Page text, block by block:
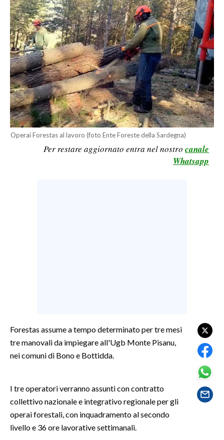
ITALIA
MONDO
POLITICA
ECONOMIA
SERVIZI ALLE IMPRESE
LAVORO
BANDI
SPORT IN SARDEGNA
SPETTACOLI
SALUTE
SARDEGNA TURISMO
Operai Forestas al lavoro (foto Ente Foreste della Sardegna)
Per restare aggiornato entra nel nostro canale
Whatsapp
Forestas assume a tempo determinato per tre mesi
tre manovali da impiegare all'Ugb Monte Pisanu,
nei comuni di Bono e Bottidda.
I tre operatori verranno assunti con contratto
collettivo nazionale e integrativo regionale per gli
operai forestali, con inquadramento al secondo
livello e 36 ore lavorative settimanali.